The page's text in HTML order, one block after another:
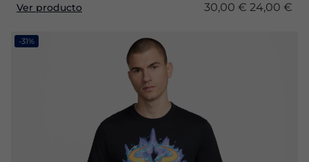
Ver producto
30,00 € 24,00 €
-31%